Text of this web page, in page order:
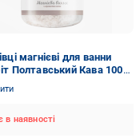
магнієві для ванни
Полтавський Кава 1000
1K)
в наявності